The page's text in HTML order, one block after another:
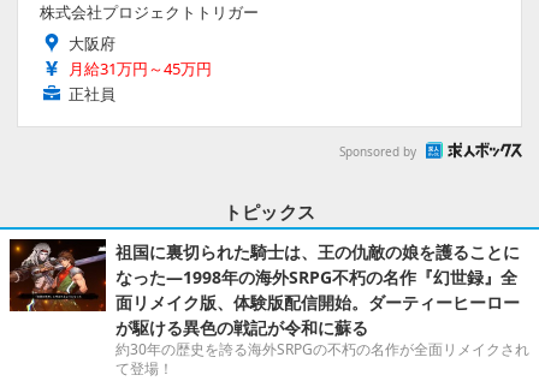
株式会社プロジェクトトリガー
大阪府
月給31万円～45万円
正社員
Sponsored by
トピックス
祖国に裏切られた騎士は、王の仇敵の娘を護ることに
なった―1998年の海外SRPG不朽の名作『幻世録』全
面リメイク版、体験版配信開始。ダーティーヒーロー
が駆ける異色の戦記が令和に蘇る
約30年の歴史を誇る海外SRPGの不朽の名作が全面リメイクされ
て登場！